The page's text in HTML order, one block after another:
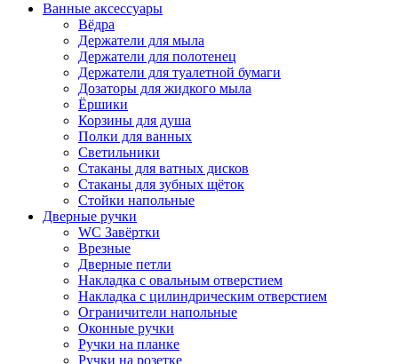
Ванные аксессуары
Вёдра
Держатели для мыла
Держатели для полотенец
Держатели для туалетной бумаги
Дозаторы для жидкого мыла
Ёршики
Корзины для душа
Полки для ванных
Светильники
Стаканы для ватных дисков
Стаканы для зубных щёток
Стойки напольные
Дверные ручки
WC Завёртки
Врезные
Дверные петли
Накладка с овальным отверстием
Накладка с цилиндрическим отверстием
Ограничители напольные
Оконные ручки
Ручки на планке
Ручки на розетке